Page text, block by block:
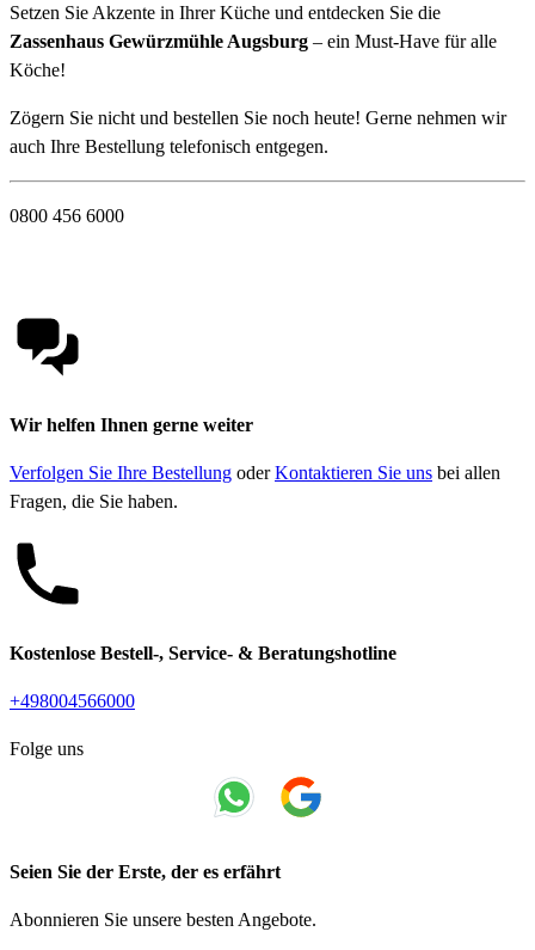
Setzen Sie Akzente in Ihrer Küche und entdecken Sie die
Zassenhaus Gewürzmühle Augsburg – ein Must-Have für alle
Köche!
Zögern Sie nicht und bestellen Sie noch heute! Gerne nehmen wir
auch Ihre Bestellung telefonisch entgegen.
0800 456 6000
Wir helfen Ihnen gerne weiter
Verfolgen Sie Ihre Bestellung oderKontaktieren Sie uns bei allen
Fragen, die Sie haben.
Kostenlose Bestell-, Service- & Beratungshotline
+498004566000
Folge uns
Seien Sie der Erste, der es erfährt
Abonnieren Sie unsere besten Angebote.